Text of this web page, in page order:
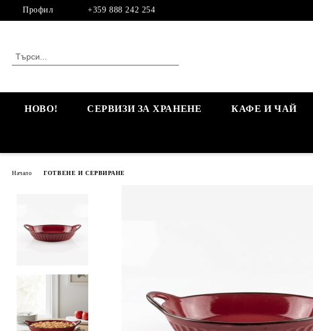
Профил +359 888 242 254
НОВО! СЕРВИЗИ ЗА ХРАНЕНЕ КАФЕ И ЧАЙ
Начало ГОТВЕНЕ И СЕРВИРАНЕ